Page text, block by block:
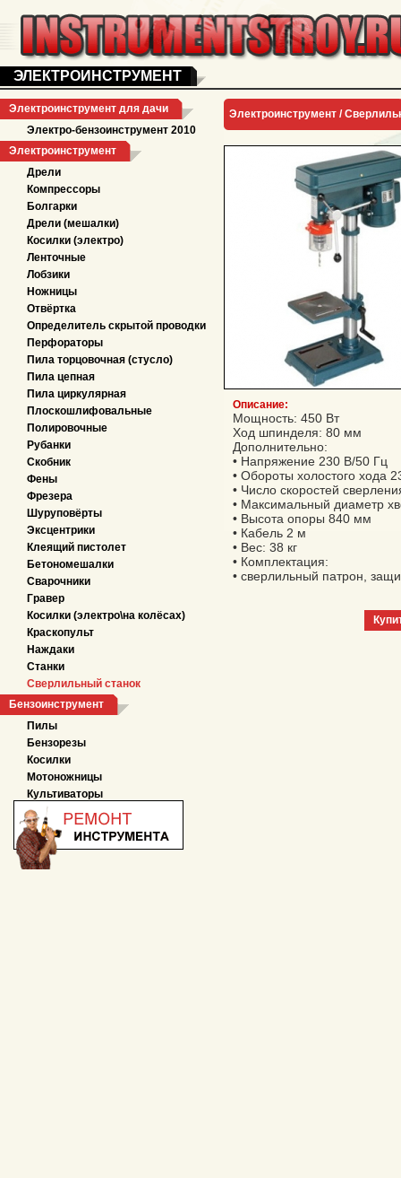
ЭЛЕКТРОИНСТРУМЕНТ
Электроинструмент для дачи
Электро-бензоинструмент 2010
Электроинструмент
Дрели
Компрессоры
Болгарки
Дрели (мешалки)
Косилки (электро)
Ленточные
Лобзики
Ножницы
Отвёртка
Определитель скрытой проводки
Перфораторы
Пила торцовочная (стусло)
Пила цепная
Пила циркулярная
Плоскошлифовальные
Полировочные
Рубанки
Скобник
Фены
Фрезера
Шуруповёрты
Эксцентрики
Клеящий пистолет
Бетономешалки
Сварочники
Гравер
Косилки (электро\на колёсах)
Краскопульт
Наждаки
Станки
Сверлильный станок
Бензоинструмент
Пилы
Бензорезы
Косилки
Мотоножницы
Культиваторы
Электроинструмент /
Описание:
Мощность: 450 Вт
Ход шпинделя: 80 мм
Дополнительно:
• Напряжение 230 В/50 Гц
• Обороты холостого хода
• Число скоростей
• Максимальный диаметр
• Высота опоры 840 мм
• Кабель 2 м
• Вес: 38 кг
• Комплектация:
• сверлильный патрон,